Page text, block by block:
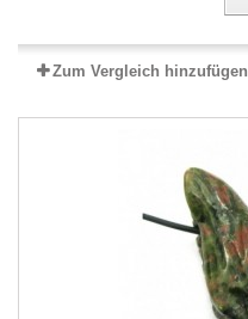
Zum Vergleich hinzufügen